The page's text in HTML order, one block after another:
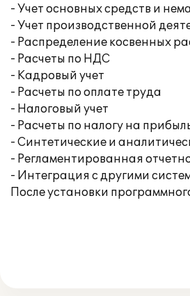
- Учет основных средств и
- Учет производственной
- Распределение косвенных
- Расчеты по НДС
- Кадровый учет
- Расчеты по оплате труда
- Налоговый учет
- Расчеты по налогу на
- Синтетические и
- Регламентированная
- Интеграция с другими
После установки